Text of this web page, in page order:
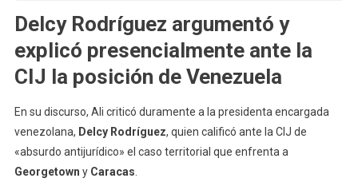
Delcy Rodríguez argumentó y
explicó presencialmente ante la
CIJ la posición de Venezuela
En su discurso, Ali criticó duramente a la presidenta encargada
venezolana, Delcy Rodríguez, quien calificó ante la CIJ de
«absurdo antijurídico» el caso territorial que enfrenta a
Georgetown y Caracas.